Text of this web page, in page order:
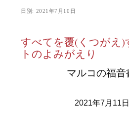
日別: 2021年7月10日
すべてを覆(くつがえ)
トのよみがえり
マルコの福音
2021年7月11